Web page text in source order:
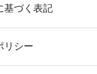
基づく表記
リシー